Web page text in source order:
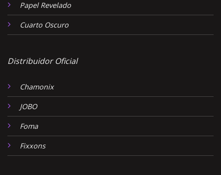
Papel Revelado
Cuarto Oscuro
Distribuidor Oficial
Chamonix
JOBO
Foma
Fixxons